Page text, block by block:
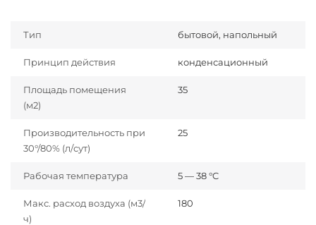
Тип бытовой, напольный
Принцип действия конденсационный
Площадь помещения
(м2)
35
Производительность при
30°/80% (л/сут)
25
Рабочая температура 5 — 38 °C
Макс. расход воздуха (м3/
ч)
180